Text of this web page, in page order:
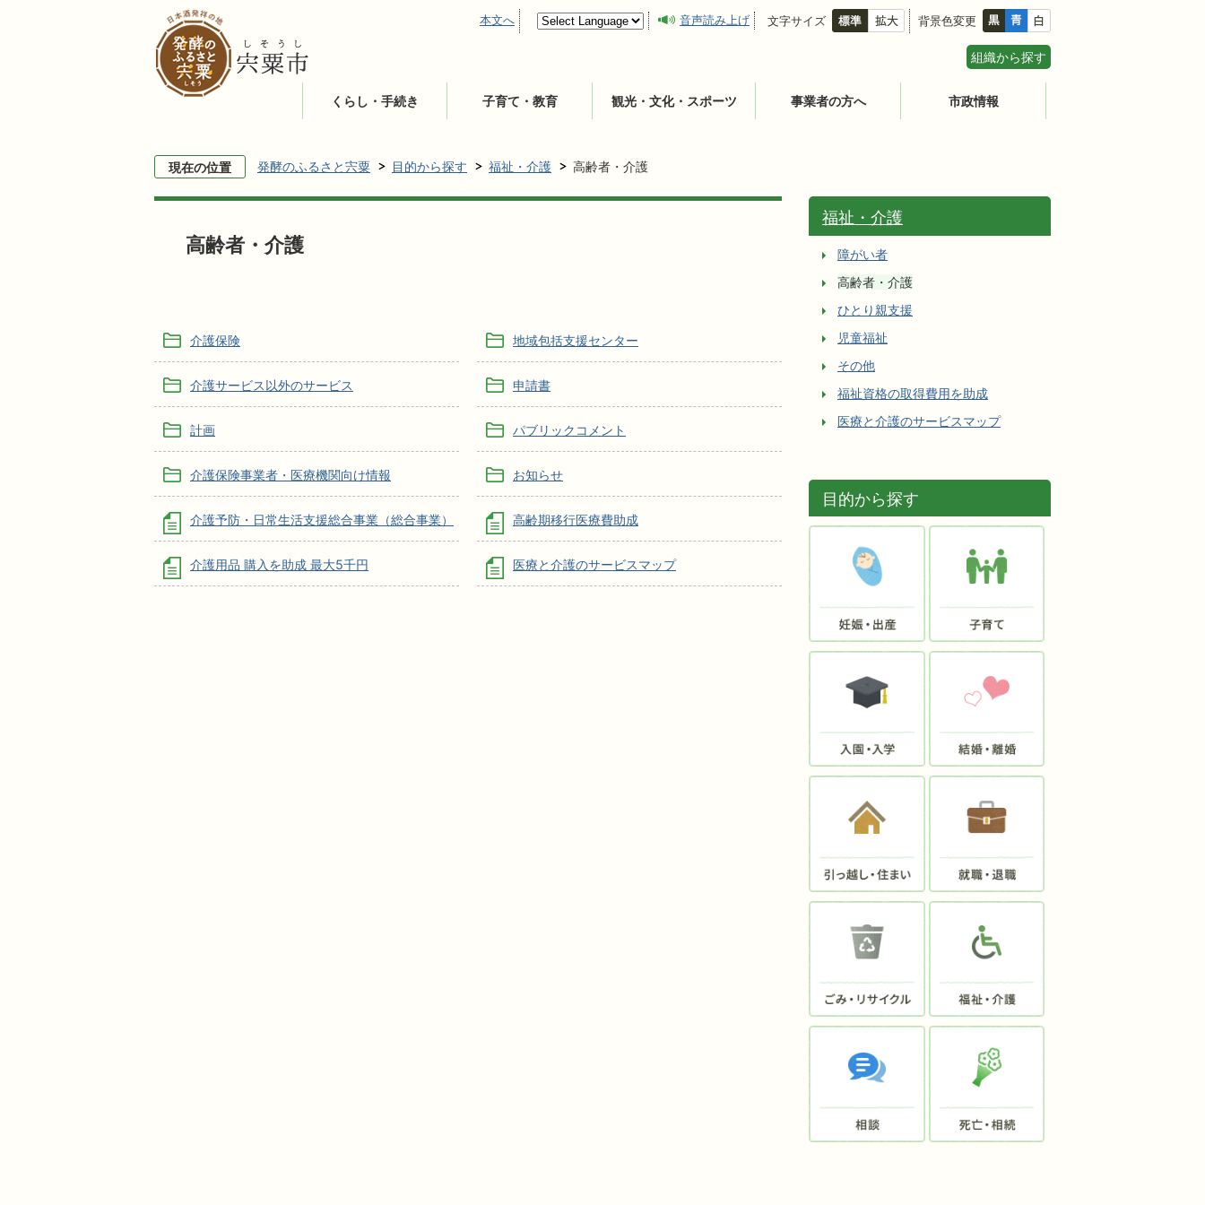
本文へ 音声読み上げ 文字サイズ 背景色変更
組織から探す
くらし・手続き 子育て・教育 観光・文化・スポーツ 事業者の方へ 市政情報
現在の位置 発酵のふるさと宍粟 目的から探す 福祉・介護 高齢者・介護
高齢者・介護
介護保険 地域包括支援センター
介護サービス以外のサービス 申請書
計画 パブリックコメント
介護保険事業者・医療機関向け情報 お知らせ
介護予防・日常生活支援総合事業（総合事業） 高齢期移行医療費助成
介護用品 購入を助成 最大5千円 医療と介護のサービスマップ
福祉・介護
障がい者
高齢者・介護
ひとり親支援
児童福祉
その他
福祉資格の取得費用を助成
医療と介護のサービスマップ
目的から探す